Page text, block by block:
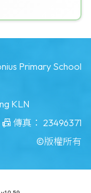
Primary School
KLN
📠 傳真： 23496371
©版權所有